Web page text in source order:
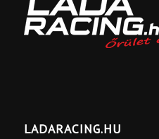
LADARACING.HU